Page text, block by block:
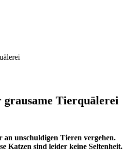
grausame Tierquälerei
an unschuldigen Tieren vergehen.
Katzen sind leider keine Seltenheit.